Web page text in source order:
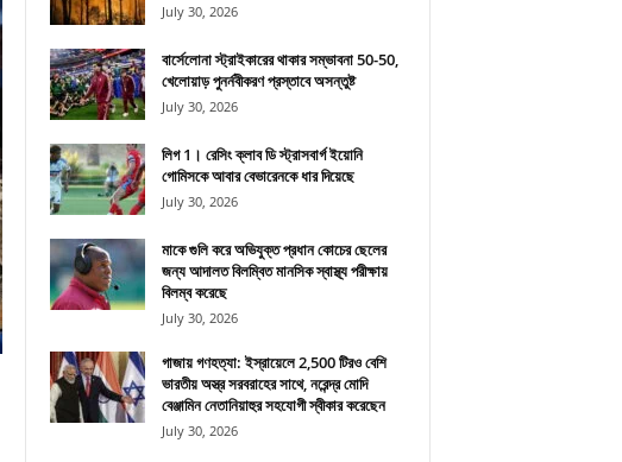
July 30, 2026
বার্সেলোনা স্ট্রাইকারের থাকার সম্ভাবনা 50-50,
খেলোয়াড় পুনর্নবীকরণ প্রস্তাবে অসন্তুষ্ট
July 30, 2026
লিগ 1। রেসিং ক্লাব ডি স্ট্রাসবার্গ ইয়োনি
গোমিসকে আবার বেভারেনকে ধার দিয়েছে
July 30, 2026
মাকে গুলি করে অভিযুক্ত প্রধান কোচের ছেলের
জন্য আদালত বিলম্বিত মানসিক স্বাস্থ্য পরীক্ষায়
বিলম্ব করেছে
July 30, 2026
গাজায় গণহত্যা: ইস্রায়েলে 2,500 টিরও বেশি
ভারতীয় অস্ত্র সরবরাহের সাথে, নরেন্দ্র মোদি
বেঞ্জামিন নেতানিয়াহুর সহযোগী স্বীকার করেছেন
July 30, 2026